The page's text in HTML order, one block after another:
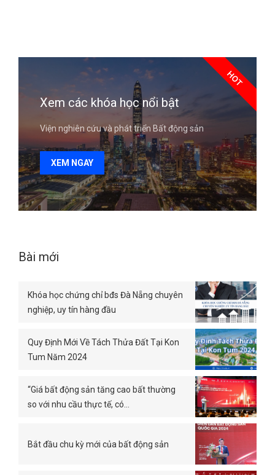
Xem các khóa học nổi bật
Viện nghiên cứu và phát triển Bất động sản
XEM NGAY
HOT
Bài mới
Khóa học chứng chỉ bđs Đà Nẵng chuyên
nghiệp, uy tín hàng đầu
Quy Định Mới Về Tách Thửa Đất Tại Kon
Tum Năm 2024
“Giá bất động sản tăng cao bất thường
so với nhu cầu thực tế, có…
Bắt đầu chu kỳ mới của bất động sản